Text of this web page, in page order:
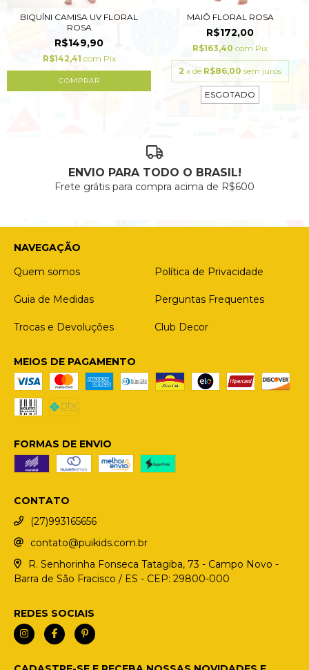
BIQUÍNI CAMISA UV FLORAL
ROSA
R$149,90
R$142,41 com Pix
COMPRAR
MAIÔ FLORAL ROSA
R$172,00
R$163,40 com Pix
2 x de R$86,00 sem juros
ESGOTADO
ENVIO PARA TODO O BRASIL!
Frete grátis para compra acima de R$600
NAVEGAÇÃO
Quem somos
Política de Privacidade
Guia de Medidas Perguntas Frequentes
Trocas e Devoluções Club Decor
MEIOS DE PAGAMENTO
FORMAS DE ENVIO
CONTATO
(27)993165656
contato@puikids.com.br
R. Senhorinha Fonseca Tatagiba, 73 - Campo Novo -
Barra de São Fracisco / ES - CEP: 29800-000
REDES SOCIAIS